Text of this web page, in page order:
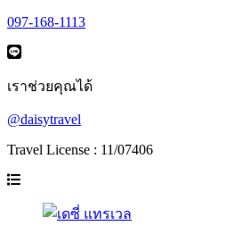
097-168-1113
เราช่วยคุณได้
@daisytravel
Travel License : 11/07406